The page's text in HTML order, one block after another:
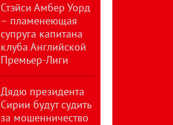
Стэйси Амбер Уорд
– пламенеющая
супруга капитана
клуба Английской
Премьер-Лиги
Дядю президента
Сирии будут судить
за мошенничество